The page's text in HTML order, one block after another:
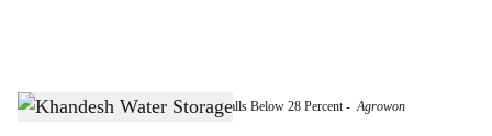
Water Storage in Khandesh Reservoirs Falls Below 28 Percent-Agrowon